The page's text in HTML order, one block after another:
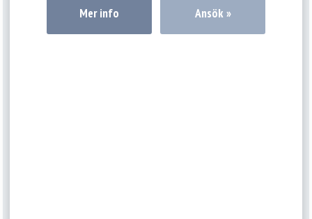
Mer info Ansök »